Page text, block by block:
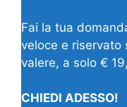
Fai la tua
veloce e riservato
valere, a solo €
CHIEDI ADESSO!